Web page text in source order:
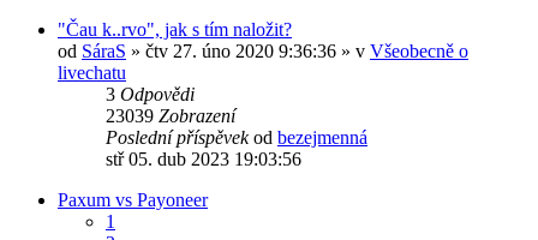
"Čau k..rvo", jak s tím naložit?
od SáraS » čtv 27. úno 2020 9:36:36 » v Všeobecně o
livechatu
3 Odpovědi
23039 Zobrazení
Poslední příspěvekod bezejmenná
stř 05. dub 2023 19:03:56
Paxum vs Payoneer
1